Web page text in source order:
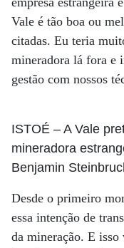
Vale é tão boa ou
citadas. Eu teria
mineradora lá fora e
gestão com nossos
ISTOÉ – A Vale
mineradora
Benjamin
Desde o primeiro
essa intenção de
da mineração. E isso